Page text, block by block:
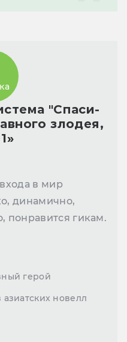
"Спаси-
злодея,
в мир
динамично,
понравится гикам.
герой
новелл